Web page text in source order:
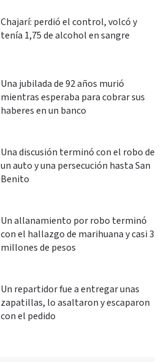
Chajarí: perdió el control, volcó y
tenía 1,75 de alcohol en sangre
Una jubilada de 92 años murió
mientras esperaba para cobrar sus
haberes en un banco
Una discusión terminó con el robo de
un auto y una persecución hasta San
Benito
Un allanamiento por robo terminó
con el hallazgo de marihuana y casi 3
millones de pesos
Un repartidor fue a entregar unas
zapatillas, lo asaltaron y escaparon
con el pedido